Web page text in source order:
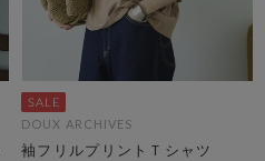
DOUX ARCHIVES
袖フリルプリントＴシャツ